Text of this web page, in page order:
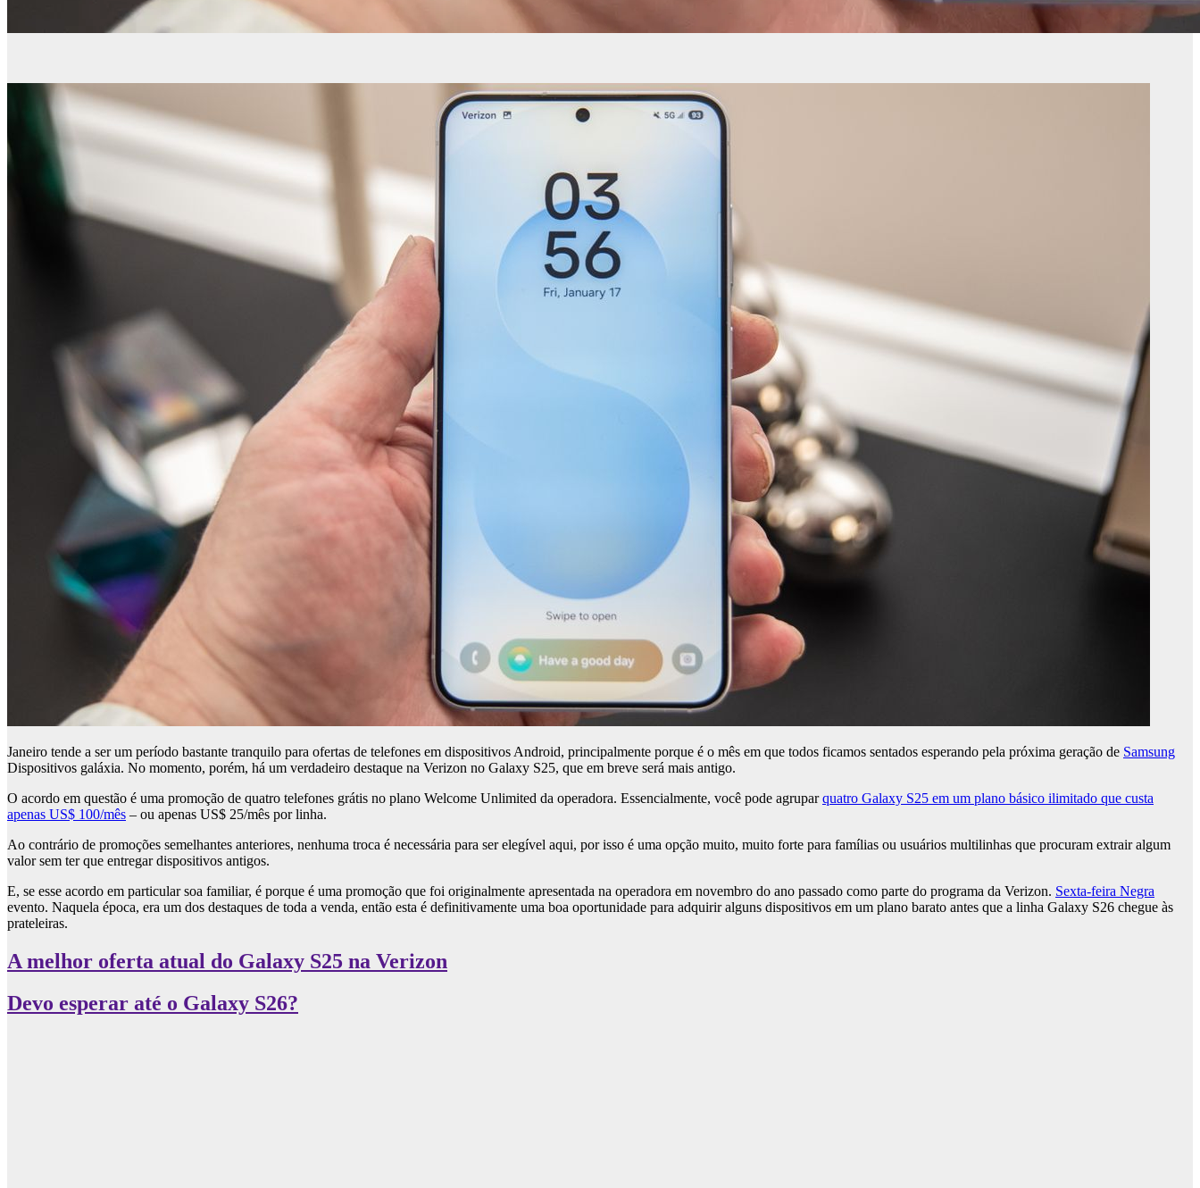
Janeiro tende a ser um período bastante tranquilo para ofertas de telefones em dispositivos Android, principalmente porque é o mês em que todos ficamos sentados esperando pela próxima geração de Samsung
Dispositivos galáxia. No momento, porém, há um verdadeiro destaque na Verizon no Galaxy S25, que em breve será mais antigo.
O acordo em questão é uma promoção de quatro telefones grátis no plano Welcome Unlimited da operadora. Essencialmente, você pode agruparquatro Galaxy S25 em um plano básico ilimitado que custa
apenas US$ 100/mês – ou apenas US$ 25/mês por linha.
Ao contrário de promoções semelhantes anteriores, nenhuma troca é necessária para ser elegível aqui, por isso é uma opção muito, muito forte para famílias ou usuários multilinhas que procuram extrair algum
valor sem ter que entregar dispositivos antigos.
E, se esse acordo em particular soa familiar, é porque é uma promoção que foi originalmente apresentada na operadora em novembro do ano passado como parte do programa da Verizon. Sexta-feira Negra
evento. Naquela época, era um dos destaques de toda a venda, então esta é definitivamente uma boa oportunidade para adquirir alguns dispositivos em um plano barato antes que a linha Galaxy S26 chegue às
prateleiras.
A melhor oferta atual do Galaxy S25 na Verizon
Devo esperar até o Galaxy S26?